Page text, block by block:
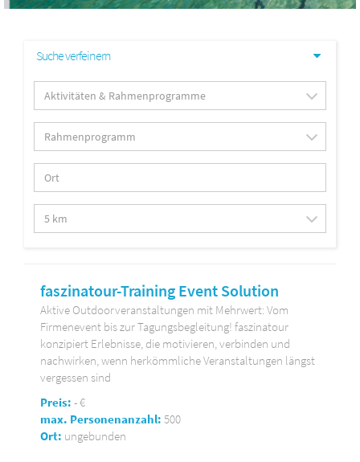
Suche verfeinern
faszinatour-Training Event Solution
Aktive Outdoorveranstaltungen mit Mehrwert: Vom
Firmenevent bis zur Tagungsbegleitung! faszinatour
konzipiert Erlebnisse, die motivieren, verbinden und
nachwirken, wenn herkömmliche Veranstaltungen längst
vergessen sind
Preis: - €
max. Personenanzahl: 500
Ort: ungebunden